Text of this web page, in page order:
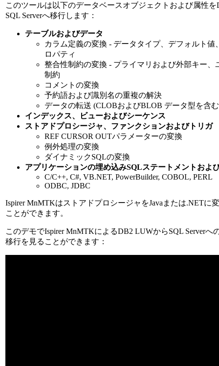
このツールは以下のデータベースオブジェクトおよび属性を
SQL Serverへ移行します：
テーブルおよびデータ
カラム定義の変換 - データタイプ、デフォルト
ロパティ
整合性制約の変換 - プライマリおよび外部キー、
制約
コメントの変換
予約語および識別名の重複の解決
データの転送 (CLOBおよびBLOB データ型を含
インデックス、ビューおよびシーケンス
ストアドプロシージャ、ファンクションおよびトリガ
REF CURSOR OUTパラメーターの変換
例外処理の変換
ダイナミックSQLの変換
アプリケーションの埋め込みSQLステートメントおよ
C/C++, C#, VB.NET, PowerBuilder, COBOL, PERL
ODBC, JDBC
Ispirer MnMTKはストアドプロシージャをJavaまたは.NETに
ことができます。
このデモでIspirer MnMTKによるDB2 LUWからSQL Serverへ
移行を見ることができます：